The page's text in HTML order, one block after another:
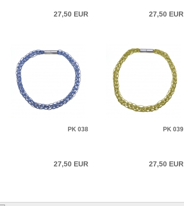
27,50 EUR 27,50 EUR
PK 038
27,50 EUR
PK 039
27,50 EUR